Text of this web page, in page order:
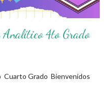
4to Grado
Cuarto Grado Bienvenidos